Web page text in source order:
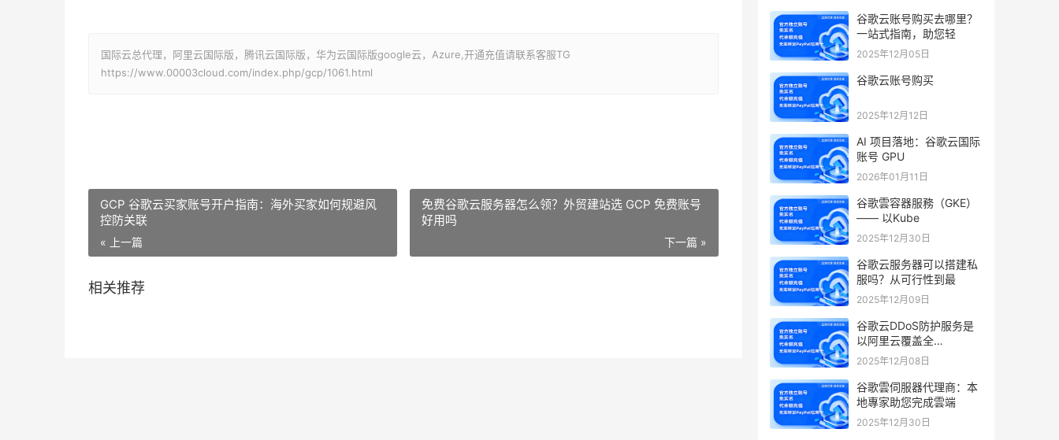
国际云总代理，阿里云国际版，腾讯云国际版，华为云国际版google云，Azure,开通充值请联系客服TG
https://www.00003cloud.com/index.php/gcp/1061.html
GCP 谷歌云买家账号开户指南：海外买家如何规避风
控防关联
« 上一篇
免费谷歌云服务器怎么领？外贸建站选 GCP 免费账号
好用吗
下一篇 »
相关推荐
谷歌云账号购买去哪里？
一站式指南，助您轻
2025年12月05日
谷歌云账号购买
2025年12月12日
AI 项目落地：谷歌云国际
账号 GPU
2026年01月11日
谷歌雲容器服務（GKE）
—— 以Kube
2025年12月30日
谷歌云服务器可以搭建私
服吗？从可行性到最
2025年12月09日
谷歌云DDoS防护服务是
以阿里云覆盖全…
2025年12月08日
谷歌雲伺服器代理商：本
地專家助您完成雲端
2025年12月30日